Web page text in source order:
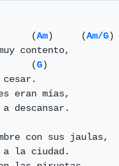
(Am)     (Am/G)
contento,
(G)
cesar.
eran mías,
descansar.
con sus jaulas,
a la ciudad.